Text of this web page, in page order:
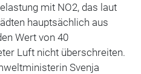
mit NO2, das laut
hauptsächlich aus
Wert von 40
Luft nicht überschreiten.
Svenja